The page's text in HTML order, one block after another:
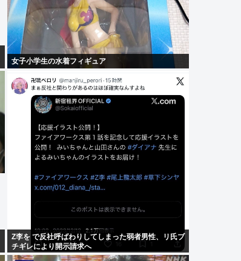
女子小学生の水着フィギュア
Z李を で反社呼ばわりしてしまった弱者男性、リ氏ブ
チギレにより開示請求へ